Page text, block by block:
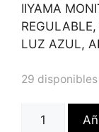
IIYAMA
LUZ AZUL,
29 disponibles
IIYAMA